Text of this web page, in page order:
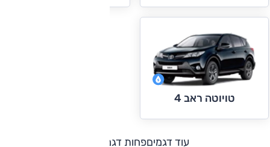
טויוטה ראב 4
עוד דגמיםפחות דגמים